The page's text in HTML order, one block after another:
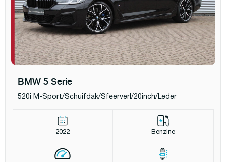
BMW 5 Serie
520i M-Sport/Schuifdak/Sfeerverl/20inch/Leder
2022 Benzine